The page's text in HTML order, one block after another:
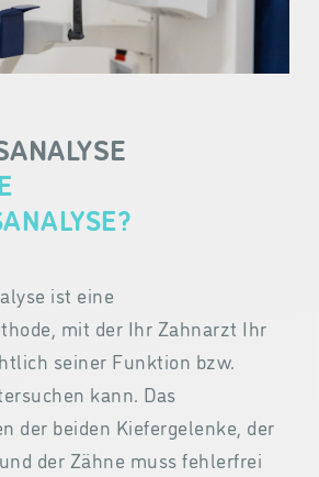
ist eine
mit der Ihr Zahnarzt Ihr
seiner Funktion bzw.
kann. Das
der beiden Kiefergelenke, der
der Zähne muss fehlerfrei